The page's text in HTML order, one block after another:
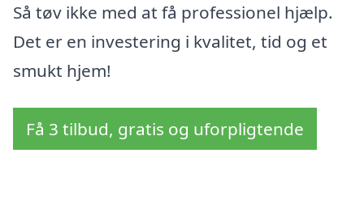
Så tøv ikke med at få professionel hjælp.
Det er en investering i kvalitet, tid og et
smukt hjem!
Få 3 tilbud, gratis og uforpligtende